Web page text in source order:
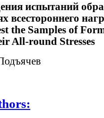
испытаний
всестороннего
the Samples of
All-round Stresses